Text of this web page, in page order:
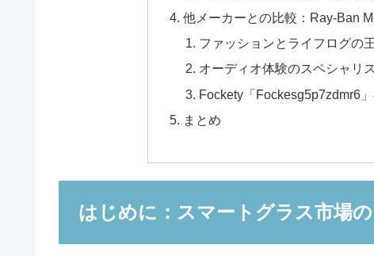
他メーカーとの比較：Ray-Ban
ファッションとライフログの
オーディオ体験のスペシャリ
Fockety「Fockesg5p7zdmr6
まとめ
はじめに：スマートグラス市場